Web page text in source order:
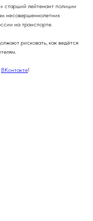
старший лейтенант полиции
несовершеннолетних
на транспорте.
рисковать, как ведётся
ВКонтакте!